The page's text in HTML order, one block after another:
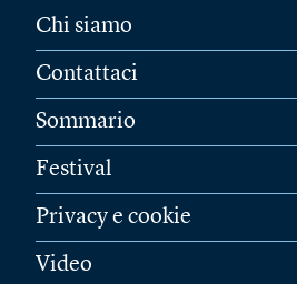
Chi siamo
Contattaci
Sommario
Festival
Privacy e cookie
Video